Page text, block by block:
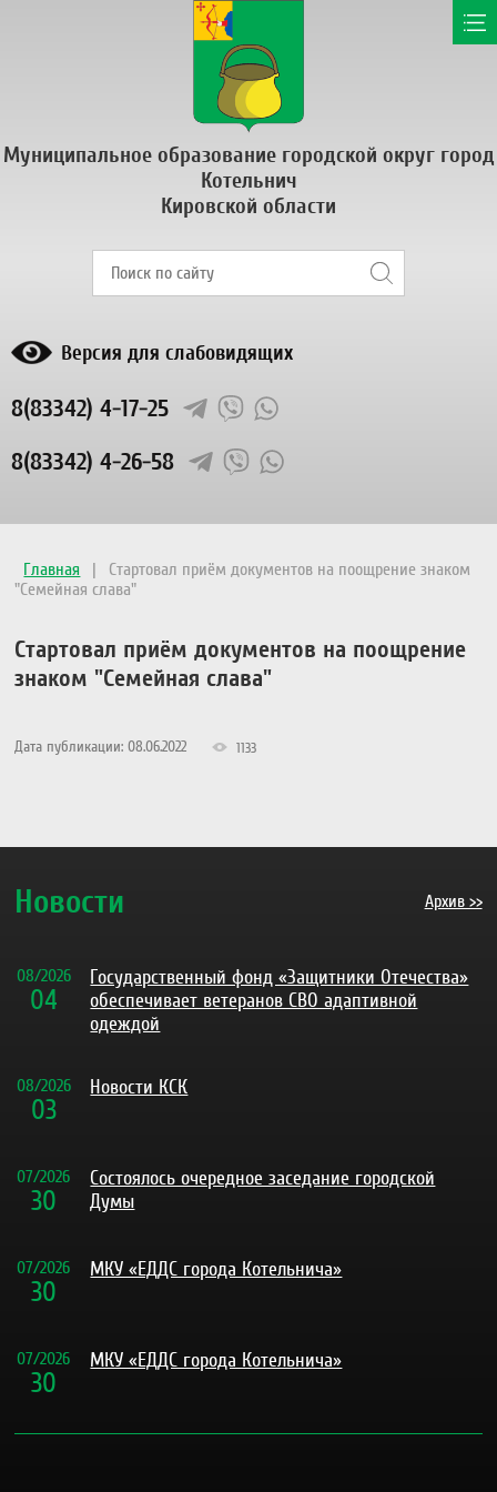
Муниципальное образование городской округ город
Котельнич
Кировской области
Версия для слабовидящих
8(83342) 4-17-25
8(83342) 4-26-58
Главная |
Стартовал приём документов на поощрение знаком
"Семейная слава"
Стартовал приём документов на поощрение
знаком "Семейная слава"
Дата публикации: 08.06.2022 1133
Новости Архив >>
04
08/2026
Государственный фонд «Защитники Отечества»
обеспечивает ветеранов СВО адаптивной
одеждой
03
08/2026 Новости КСК
30
07/2026
Состоялось очередное заседание городской
Думы
30
07/2026 МКУ «ЕДДС города Котельнича»
30
07/2026 МКУ «ЕДДС города Котельнича»